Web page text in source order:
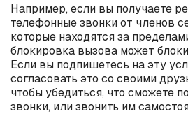
Например, если вы получаете
телефонные звонки от членов
которые находятся за
блокировка вызова может
Если вы подпишетесь на эту
согласовать это со своими
чтобы убедиться, что сможете
звонки, или звонить им